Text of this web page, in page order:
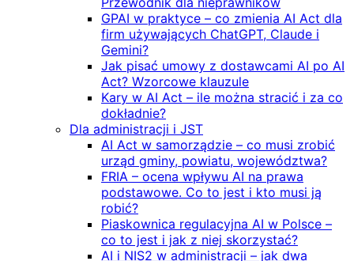
GPAI w praktyce – co zmienia AI Act dla
firm używających ChatGPT, Claude i
Gemini?
Jak pisać umowy z dostawcami AI po AI
Act? Wzorcowe klauzule
Kary w AI Act – ile można stracić i za co
dokładnie?
Dla administracji i JST
AI Act w samorządzie – co musi zrobić
urząd gminy, powiatu, województwa?
FRIA – ocena wpływu AI na prawa
podstawowe. Co to jest i kto musi ją
robić?
Piaskownica regulacyjna AI w Polsce –
co to jest i jak z niej skorzystać?
AI i NIS2 w administracji – jak dwa